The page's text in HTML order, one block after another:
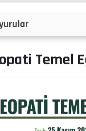
Temel